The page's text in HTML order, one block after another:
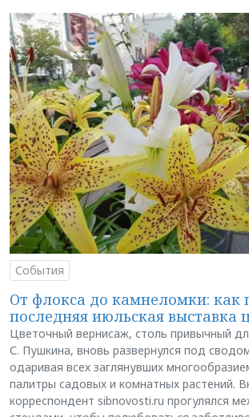
События
От флокса до камнеломки: как
последняя июльская выставка
Цветочный вернисаж, столь привычный
С. Пушкина, вновь развернулся под
одаривая всех заглянувших
палитры садовых и комнатных растений.
корреспондент sibnovosti.ru прогулялся